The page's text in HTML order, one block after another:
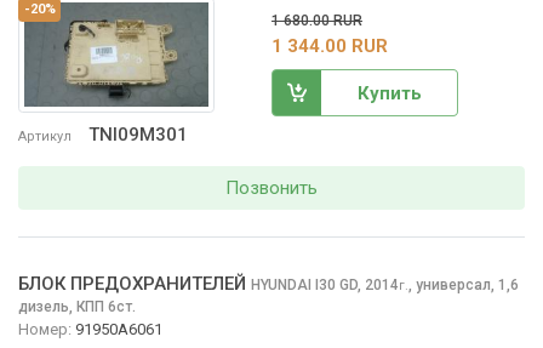
-20%
Артикул TNI09M301
1 680.00 RUR
1 344.00 RUR
Купить
Позвонить
БЛОК ПРЕДОХРАНИТЕЛЕЙ HYUNDAI I30 GD, 2014г., универсал, 1,6
дизель, КПП 6ст.
Номер: 91950A6061